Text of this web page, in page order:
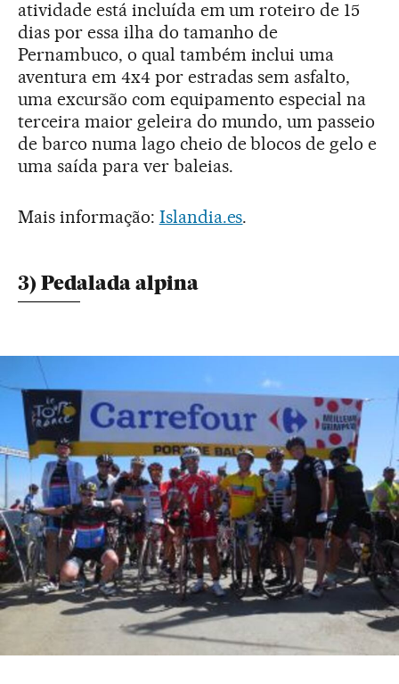
atividade está incluída em um roteiro de 15
dias por essa ilha do tamanho de
Pernambuco, o qual também inclui uma
aventura em 4x4 por estradas sem asfalto,
uma excursão com equipamento especial na
terceira maior geleira do mundo, um passeio
de barco numa lago cheio de blocos de gelo e
uma saída para ver baleias.
Mais informação: Islandia.es.
3) Pedalada alpina